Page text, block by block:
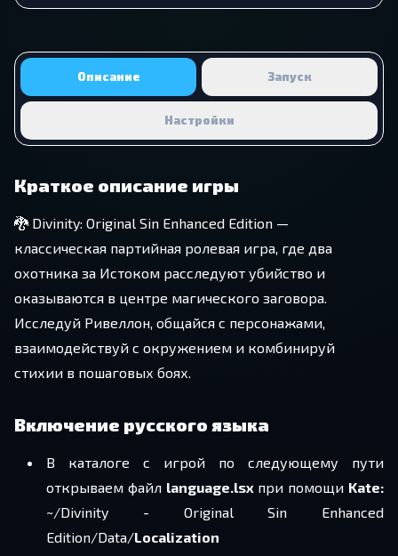
Описание Запуск
Настройки
Краткое описание игры
🐉 Divinity: Original Sin Enhanced Edition —
классическая партийная ролевая игра, где два
охотника за Истоком расследуют убийство и
оказываются в центре магического заговора.
Исследуй Ривеллон, общайся с персонажами,
взаимодействуй с окружением и комбинируй
стихии в пошаговых боях.
Включение русского языка
В каталоге с игрой по следующему пути
открываем файл language.lsx при помощи Kate:
~/Divinity - Original Sin Enhanced
Edition/Data/Localization